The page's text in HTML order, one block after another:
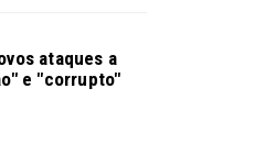
ataques a
e "corrupto"